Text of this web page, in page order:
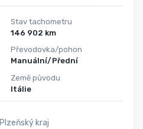
Stav tachometru
146 902 km
Převodovka/pohon
Manuální/Přední
Země původu
Itálie
Plzeňský kraj